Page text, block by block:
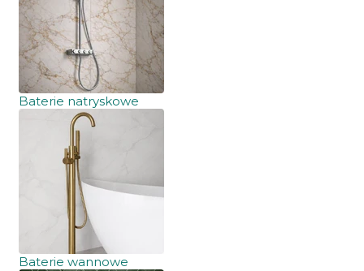
Baterie natryskowe
Baterie wannowe